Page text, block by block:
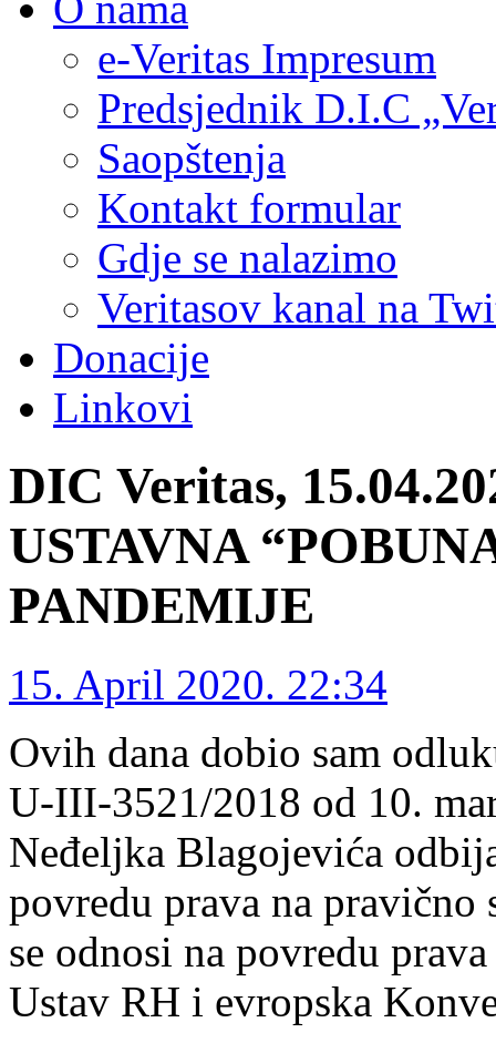
e-Veritas Impresum
Predsjednik D.I.C
Saopštenja
Kontakt formular
Gdje se nalazimo
Veritasov kanal na
Donacije
Linkovi
DIC Veritas,
USTAVNA
PANDEMIJE
15. April 2020. 22:34
Ovih dana dobio sam
U-III-3521/2018 od 10.
Neđeljka Blagojevića
povredu prava na
se odnosi na povredu
Ustav RH i evropska